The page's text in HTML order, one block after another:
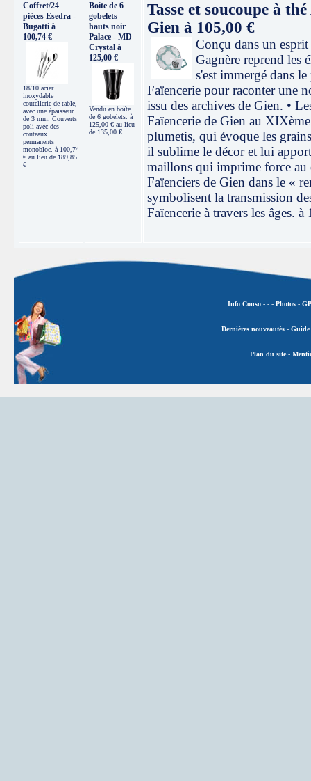
Coffret/24
pièces Esedra -
Bugatti à
100,74 €
18/10 acier
inoxydable
coutellerie de table,
avec une épaisseur
de 3 mm. Couverts
poli avec des
couteaux
permanents
monobloc. à 100,74
€ au lieu de 189,85
€
Boite de 6
gobelets
hauts noir
Palace - MD
Crystal à
125,00 €
Vendu en boîte
de 6 gobelets. à
125,00 € au lieu
de 135,00 €
Tasse et soucoupe à
Gien à 105,00 €
Conçu dans un
Gagnère reprend les
s'est immergé dans
Faïencerie pour raconter une
issu des archives de Gien. •
Faïencerie de Gien au
plumetis, qui évoque les
il sublime le décor et lui
maillons qui imprime force au
Faïenciers de Gien dans le «
symbolisent la transmission
Faïencerie à travers les âges.
Info Conso- - - Photos-
Dernières nouveautés - Guide
Plan du site-